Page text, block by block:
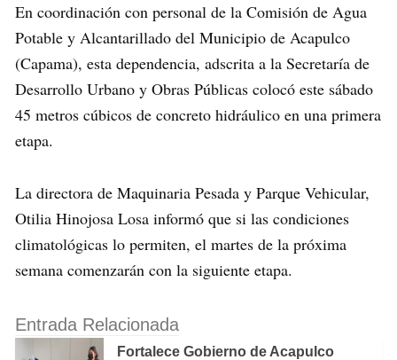
En coordinación con personal de la Comisión de Agua
Potable y Alcantarillado del Municipio de Acapulco
(Capama), esta dependencia, adscrita a la Secretaría de
Desarrollo Urbano y Obras Públicas colocó este sábado
45 metros cúbicos de concreto hidráulico en una primera
etapa.
La directora de Maquinaria Pesada y Parque Vehicular,
Otilia Hinojosa Losa informó que si las condiciones
climatológicas lo permiten, el martes de la próxima
semana comenzarán con la siguiente etapa.
Entrada Relacionada
Fortalece Gobierno de Acapulco